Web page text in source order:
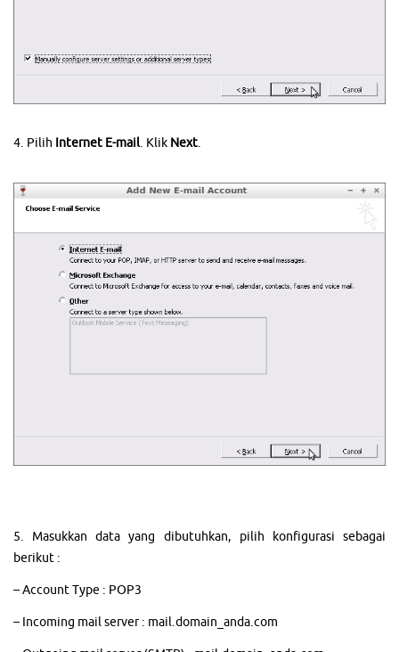
4. Pilih Internet E-mail . Klik Next
5. Masukkan data yang dibutuhkan, pilih konfigurasi sebagai
berikut :
– Account Type : POP3
– Incoming mail server : mail.domain_anda.com